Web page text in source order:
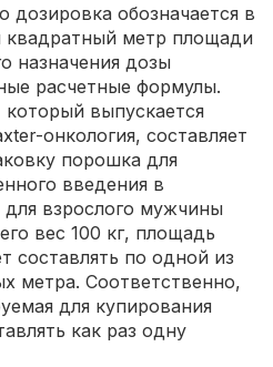
дозировка обозначается в
квадратный метр площади
назначения дозы
расчетные формулы.
выпускается
онкология, составляет
порошка для
введения в
взрослого мужчины
вес 100 кг, площадь
составлять по одной из
метра. Соответственно,
для купирования
как раз одну